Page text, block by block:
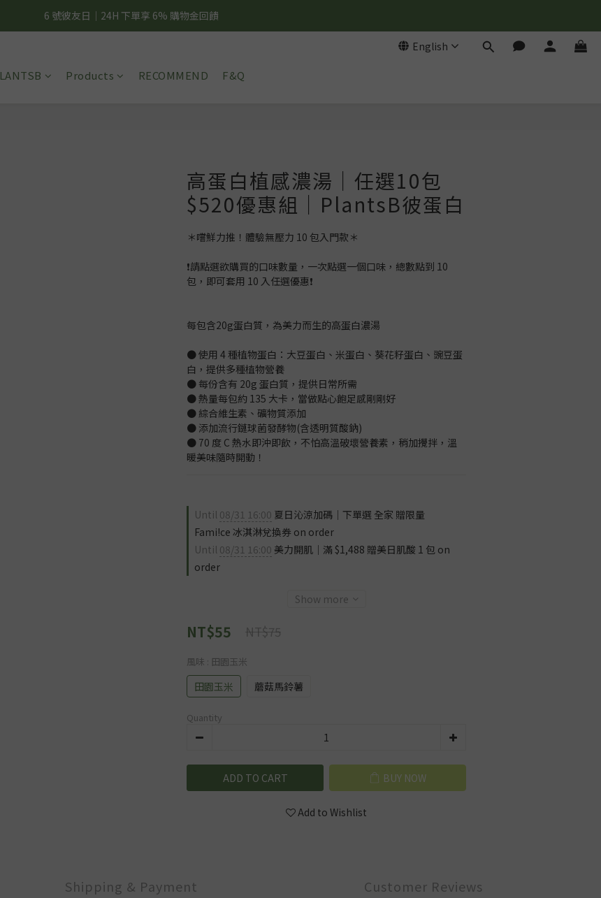
夏日輕補給｜500g 植物蛋白最低 $373 起
6 號彼友日｜24H 下單享 6% 購物金回饋
夏日輕補給｜500g 植物蛋白最低 $373 起
English
Products RECOMMEND F&Q
高蛋白植感濃湯｜任選10包
$520優惠組｜PlantsB彼蛋白
＊嚐鮮力推！體驗無壓力 10 包入門款＊
❗請點選欲購買的口味數量，一次點選一個口味，總數點到 10
包，即可套用 10 入任選優惠❗
每包含20g蛋白質，為美力而生的高蛋白濃湯
● 使用 4 種植物蛋白：大豆蛋白、米蛋白、葵花籽蛋白、豌豆蛋
白，提供多種植物營養
● 每份含有 20g 蛋白質，提供日常所需
● 熱量每包約 135 大卡，當做點心飽足感剛剛好
● 綜合維生素、礦物質添加
● 添加流行鏈球菌發酵物(含透明質酸鈉)
● 70 度 C 熱水即沖即飲，不怕高溫破壞營養素，稍加攪拌，溫
暖美味隨時開動！
Until 08/31 16:00 夏日沁涼加碼｜下單選 全家 贈限量
Fami!ce 冰淇淋兌換券 on order
Until 08/31 16:00 美力開肌｜滿 $1,488 贈美日肌酸 1 包 on
order
Show more
NT$55 NT$75
風味 : 田園玉米
田園玉米 蘑菇馬鈴薯
Quantity
ADD TO CART BUY NOW
Add to Wishlist
Shipping & Payment Customer Reviews